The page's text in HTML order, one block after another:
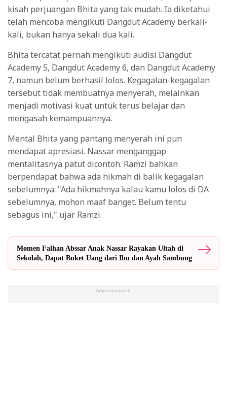
kisah perjuangan Bhita yang tak mudah. Ia diketahui
telah mencoba mengikuti Dangdut Academy berkali-
kali, bukan hanya sekali dua kali.
Bhita tercatat pernah mengikuti audisi Dangdut
Academy 5, Dangdut Academy 6, dan Dangdut Academy
7, namun belum berhasil lolos. Kegagalan-kegagalan
tersebut tidak membuatnya menyerah, melainkan
menjadi motivasi kuat untuk terus belajar dan
mengasah kemampuannya.
Mental Bhita yang pantang menyerah ini pun
mendapat apresiasi. Nassar menganggap
mentalitasnya patut dicontoh. Ramzi bahkan
berpendapat bahwa ada hikmah di balik kegagalan
sebelumnya. "Ada hikmahnya kalau kamu lolos di DA
sebelumnya, mohon maaf banget. Belum tentu
sebagus ini," ujar Ramzi.
Momen Falhan Abssar Anak Nassar Rayakan Ultah di
Sekolah, Dapat Buket Uang dari Ibu dan Ayah Sambung
Advertisement